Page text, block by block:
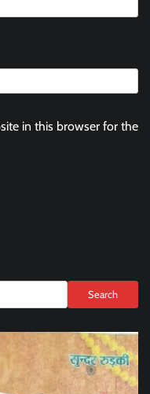
in this browser for the
Search